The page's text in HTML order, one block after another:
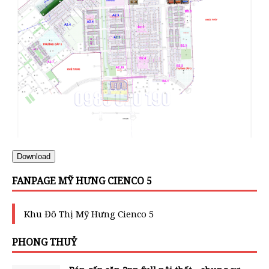
Download
FANPAGE MỸ HƯNG CIENCO 5
Khu Đô Thị Mỹ Hưng Cienco 5
PHONG THUỶ